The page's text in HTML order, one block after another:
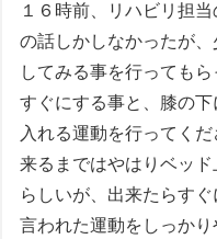
１６時前、リハビリ担
の話しかしなかったが
してみる事を行っても
すぐにする事と、膝の
入れる運動を行ってく
来るまではやはりベッ
らしいが、出来たらす
言われた運動をしっか